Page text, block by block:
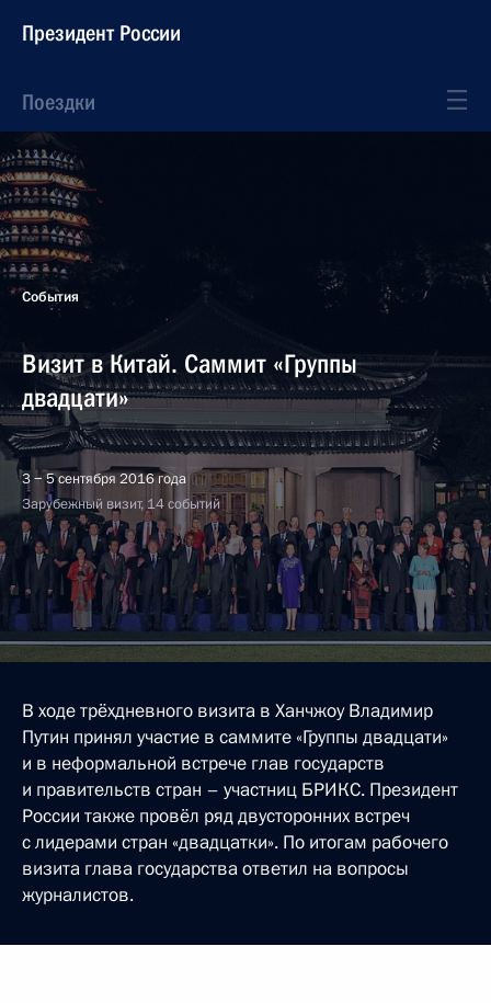
Президент России
Поездки
События
Визит в Китай. Саммит «Группы
двадцати»
3 − 5 сентября 2016 года
Зарубежный визит, 14 событий
В ходе трёхдневного визита в Ханчжоу Владимир
Путин принял участие в саммите «Группы двадцати»
и в неформальной встрече глав государств
и правительств стран – участниц БРИКС. Президент
России также провёл ряд двусторонних встреч
с лидерами стран «двадцатки». По итогам рабочего
визита глава государства ответил на вопросы
журналистов.